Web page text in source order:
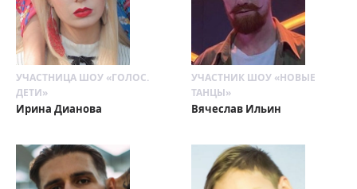
УЧАСТНИЦА ШОУ «ГОЛОС.
ДЕТИ»
Ирина Дианова
УЧАСТНИК ШОУ «НОВЫЕ
ТАНЦЫ»
Вячеслав Ильин